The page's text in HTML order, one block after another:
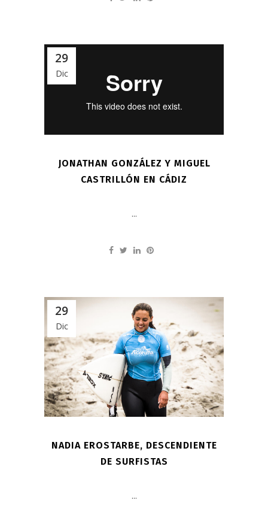
29
Dic
JONATHAN GONZÁLEZ Y MIGUEL
CASTRILLÓN EN CÁDIZ
...
29
Dic
NADIA EROSTARBE, DESCENDIENTE
DE SURFISTAS
...